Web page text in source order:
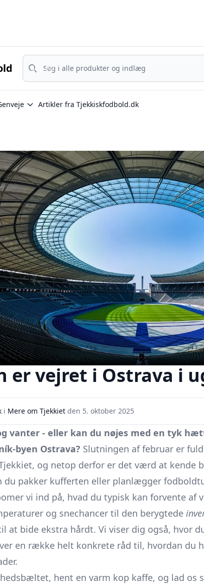
Søg nu
Søg nu
Artikler fra Tjekkiskfodbold.dk
er vejret i Ostrava i
i Mere om Tjekkiet den 5. oktober 2025
vanter - eller kan du nøjes med en tyk
byen Ostrava? Slutningen af februar er
og netop derfor er det værd at kende
du pakker kufferten eller planlægger
vi ind på, hvad du typisk kan forvente af
og sne­chancer til den berygtede
at bide ekstra hårdt. Vi viser dig også, hvor
en række helt konkrete råd til, hvordan du
hent en varm kop kaffe, og lad os